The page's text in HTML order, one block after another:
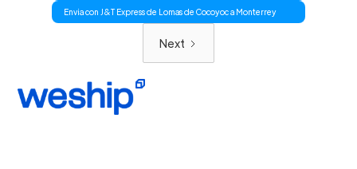
Envia con J&T Express de Lomas de Cocoyoc a Monterrey
Next